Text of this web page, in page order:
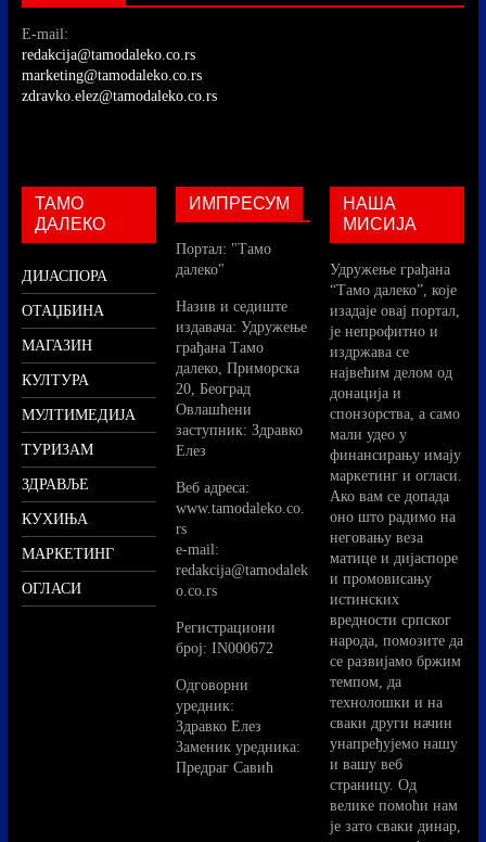
E-mail:
redakcija@tamodaleko.co.rs
marketing@tamodaleko.co.rs
zdravko.elez@tamodaleko.co.rs
ТАМО
ДАЛЕКО
ДИЈАСПОРА
ОТАЏБИНА
МАГАЗИН
КУЛТУРА
МУЛТИМЕДИЈА
ТУРИЗАМ
ЗДРАВЉЕ
КУХИЊА
МАРКЕТИНГ
ОГЛАСИ
ИМПРЕСУМ
Портал: "Тамо
далеко"
Назив и седиште
издавача: Удружење
грађана Тамо
далеко, Приморска
20, Београд
Овлашћени
заступник: Здравко
Елез
Вeб адреса:
www.tamodaleko.co.
rs
e-mail:
redakcija@tamodalek
o.co.rs
Регистрациони
број: IN000672
Одговорни
уредник:
Здравко Елез
Заменик уредника:
Предраг Савић
НАША
МИСИЈА
Удружење грађана
“Тамо далеко”, које
изадаје овај портал,
је непрофитно и
издржава се
највећим делом од
донација и
спонзорства, а само
мали удео у
финансирању имају
маркетинг и огласи.
Ако вам се допада
оно што радимо на
неговању веза
матице и дијаспоре
и промовисању
истинских
вредности српског
народа, помозите да
се развијамо бржим
темпом, да
технолошки и на
сваки други начин
унапређујемо нашу
и вашу веб
страницу. Од
велике помоћи нам
је зато сваки динар,